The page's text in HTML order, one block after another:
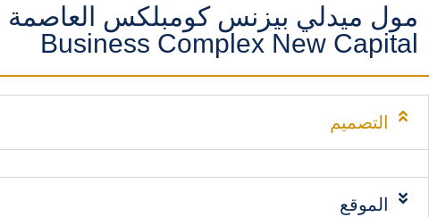
Business Complex New Capital
التصميم
الموقع